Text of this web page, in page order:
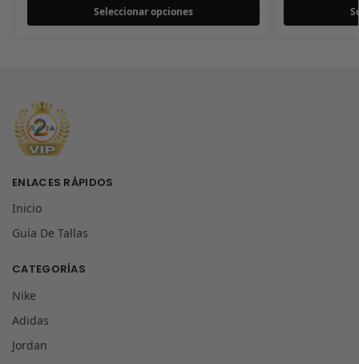
Seleccionar opciones
ENLACES RÁPIDOS
Inicio
Guía De Tallas
CATEGORÍAS
Nike
Adidas
Jordan